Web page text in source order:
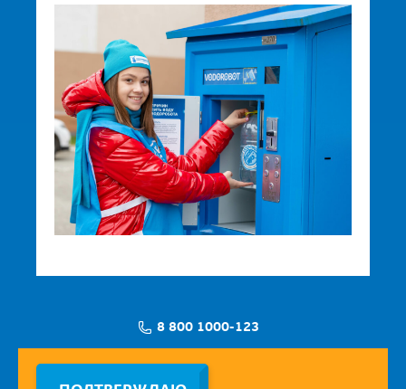
8 800 1000-123
Заявка на установку